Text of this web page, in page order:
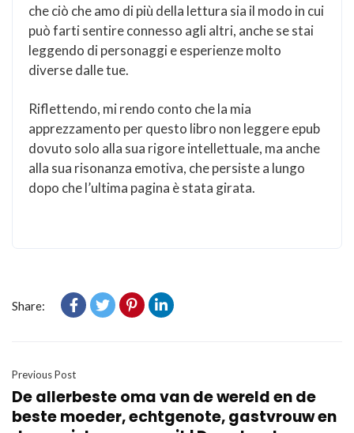
che ciò che amo di più della lettura sia il modo in cui
può farti sentire connesso agli altri, anche se stai
leggendo di personaggi e esperienze molto
diverse dalle tue.
Riflettendo, mi rendo conto che la mia
apprezzamento per questo libro non leggere epub
dovuto solo alla sua rigore intellettuale, ma anche
alla sua risonanza emotiva, che persiste a lungo
dopo che l’ultima pagina è stata girata.
Share:
Previous Post
De allerbeste oma van de wereld en de
beste moeder, echtgenote, gastvrouw en